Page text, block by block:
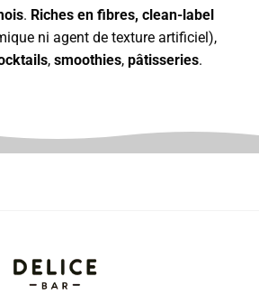
. Riches en fibres, clean-label
ni agent de texture artificiel),
, smoothies, pâtisseries.